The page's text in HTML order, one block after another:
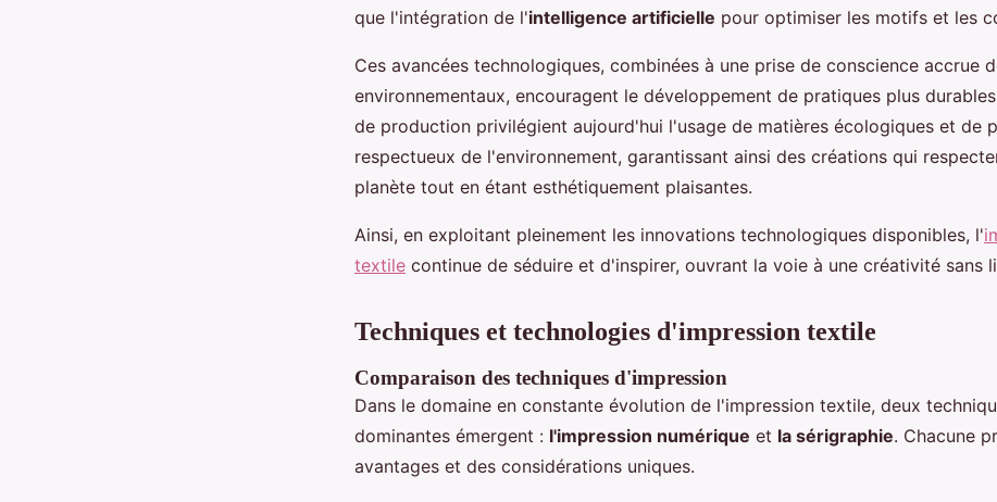
que l'intégration de l'intelligence artificielle pour optimiser les motifs et les
Ces avancées technologiques, combinées à une prise de conscience accrue
environnementaux, encouragent le développement de pratiques plus
de production privilégient aujourd'hui l'usage de matières écologiques et de
respectueux de l'environnement, garantissant ainsi des créations qui
planète tout en étant esthétiquement plaisantes.
Ainsi, en exploitant pleinement les innovations technologiques disponibles, l'
textile continue de séduire et d'inspirer, ouvrant la voie à une créativité sans
Techniques et technologies d'impression textile
Comparaison des techniques d'impression
Dans le domaine en constante évolution de l'impression textile, deux
dominantes émergent : l'impression numérique et la sérigraphie. Chacune
avantages et des considérations uniques.